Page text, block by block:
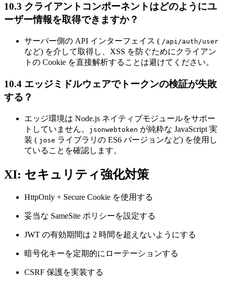
10.3 クライアントコンポーネントはどのようにユ
ーザー情報を取得できますか？
サーバー側の API インターフェイス ( /api/auth/user
など) を介して取得し、XSS を防ぐためにクライアン
トの Cookie を直接解析することは避けてください。
10.4 エッジミドルウェアでトークンの検証が失敗
する？
エッジ環境は Node.js ネイティブモジュールをサポー
トしていません。
jsonwebtoken が純粋な JavaScript 実
装 ( jose ライブラリの ES6 バージョンなど) を使用し
ていることを確認します。
XI: セキュリティ強化対策
HttpOnly + Secure Cookie を使用する
妥当な SameSite ポリシーを設定する
JWT の有効期間は 2 時間を超えないようにする
暗号化キーを定期的にローテーションする
CSRF 保護を実装する